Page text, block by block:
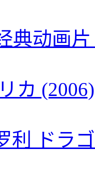
典动画
カ (2006)
利 ドラ